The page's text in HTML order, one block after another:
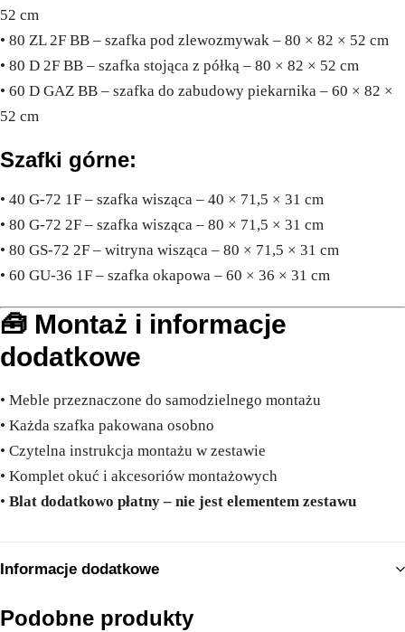
52 cm
• 80 ZL 2F BB – szafka pod zlewozmywak – 80 × 82 × 52 cm
• 80 D 2F BB – szafka stojąca z półką – 80 × 82 × 52 cm
• 60 D GAZ BB – szafka do zabudowy piekarnika – 60 × 82 ×
52 cm
Szafki górne:
• 40 G-72 1F – szafka wisząca – 40 × 71,5 × 31 cm
• 80 G-72 2F – szafka wisząca – 80 × 71,5 × 31 cm
• 80 GS-72 2F – witryna wisząca – 80 × 71,5 × 31 cm
• 60 GU-36 1F – szafka okapowa – 60 × 36 × 31 cm
🧰 Montaż i informacje
dodatkowe
• Meble przeznaczone do samodzielnego montażu
• Każda szafka pakowana osobno
• Czytelna instrukcja montażu w zestawie
• Komplet okuć i akcesoriów montażowych
• Blat dodatkowo płatny – nie jest elementem zestawu
Informacje dodatkowe
Podobne produkty